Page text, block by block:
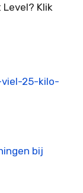
Klik
25-kilo-
bij